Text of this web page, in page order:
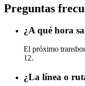
Preguntas
¿A qué hora
El próximo
12.
¿La línea o